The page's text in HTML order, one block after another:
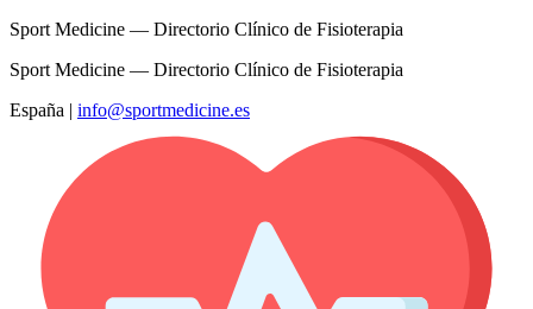
Sport Medicine — Directorio Clínico de Fisioterapia
Sport Medicine — Directorio Clínico de Fisioterapia
España | info@sportmedicine.es